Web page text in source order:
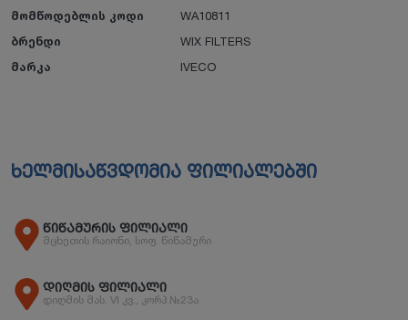
მომწოდებლის კოდი
WA10811
ბრენდი
WIX FILTERS
მარკა
IVECO
ხელმისაწვდომია ფილიალებში
წიწამურის ფილიალი
მცხეთის რაიონი, სოფ. წიწამური
დიღმის ფილიალი
დიღმის მას. VI კვ., კორპ.№23ა